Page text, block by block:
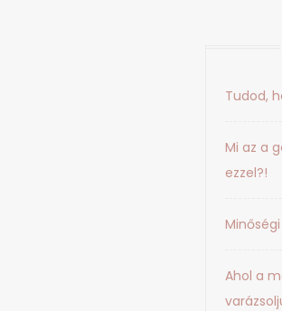
Tudod,
Mi az a
ezzel?!
Ahol a